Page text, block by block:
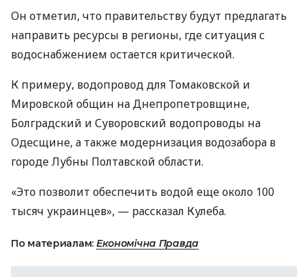
Он отметил, что правительству будут предлагать
направить ресурсы в регионы, где ситуация с
водоснабжением остается критической.
К примеру, водопровод для Томаковской и
Мировской общин на Днепропетровщине,
Болградский и Суворовский водопроводы на
Одесщине, а также модернизация водозабора в
городе Лубны Полтавской области.
«Это позволит обеспечить водой еще около 100
тысяч украинцев», — рассказал Кулеба.
По материалам: Економічна Правда